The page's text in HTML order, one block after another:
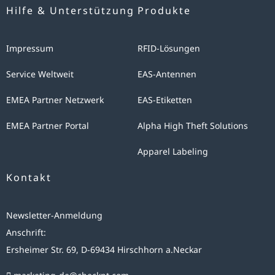
und
den
von
Anschlußfragen
uns
Daten
wir
nicht
ohne
Ersheimer Str. 69, D-69434 Hirschhorn (Neckar) oder indem Sie
Produkte
RFID-Lösungen
EAS-Antennen
EAS-Etiketten
Alpha High Theft Solutions
Apparel Labeling
Hilfe & Unterstützung
Impressum
Service Weltweit
EMEA Partner Netzwerk
EMEA Partner Portal
Kontakt
Newsletter-Anmeldung
Anschrift:
Ersheimer Str. 69, D-69434 Hirschhorn a.Neckar